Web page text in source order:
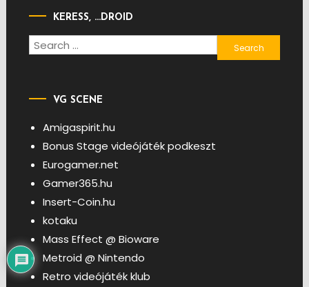
KERESS, …DROID
Search
for:
VG SCENE
Amigaspirit.hu
Bonus Stage videójáték podkeszt
Eurogamer.net
Gamer365.hu
Insert-Coin.hu
kotaku
Mass Effect @ Bioware
Metroid @ Nintendo
Retro videójáték klub